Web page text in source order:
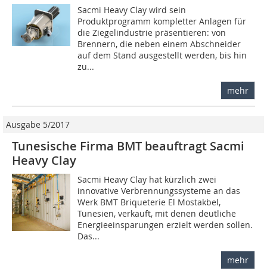
Sacmi Heavy Clay wird sein
Produktprogramm kompletter Anlagen für
die Ziegelindustrie präsentieren: von
Brennern, die ­neben einem Abschneider
auf dem Stand ausgestellt werden, bis hin
zu...
mehr
Ausgabe 5/2017
Tunesische Firma BMT beauftragt Sacmi
Heavy Clay
Sacmi Heavy Clay hat kürzlich zwei
innovative Verbrennungssysteme an das
Werk BMT Briqueterie El Mostakbel,
Tunesien, verkauft, mit denen deutliche
Energieeinsparungen erzielt werden sollen.
Das...
mehr